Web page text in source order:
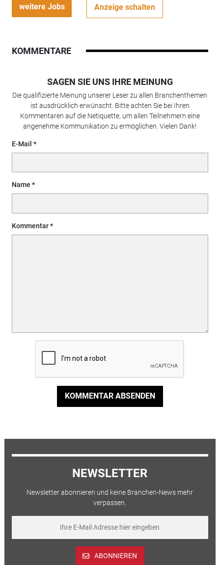
weitere Jobs Anzeige schalten
KOMMENTARE
SAGEN SIE UNS IHRE MEINUNG
Die qualifizierte Meinung unserer Leser zu allen Branchenthemen
ist ausdrücklich erwünscht. Bitte achten Sie bei Ihren
Kommentaren auf die Netiquette, um allen Teilnehmern eine
angenehme Kommunikation zu ermöglichen. Vielen Dank!
E-Mail
Name
Kommentar
KOMMENTAR ABSENDEN
NEWSLETTER
Newsletter abonnieren und keine Branchen-News mehr
verpassen.
ABONNIEREN